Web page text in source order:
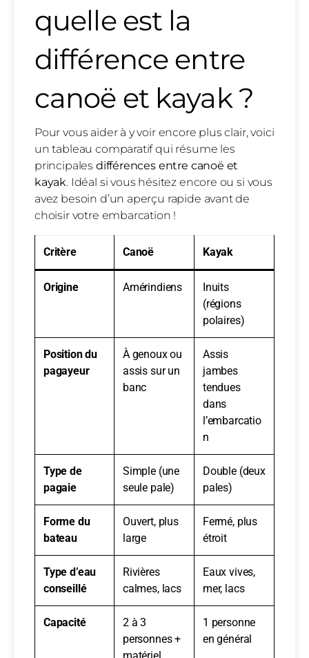
quelle est la
différence entre
canoë et kayak ?
Pour vous aider à y voir encore plus clair, voici
un tableau comparatif qui résume les
principales différences entre canoë et
kayak. Idéal si vous hésitez encore ou si vous
avez besoin d’un aperçu rapide avant de
choisir votre embarcation !
Critère Canoë Kayak
Origine Amérindiens
Inuits
(régions
polaires)
Position du
pagayeur
À genoux ou
assis sur un
banc
Assis
jambes
tendues
dans
l’embarcatio
n
Type de
pagaie
Simple (une
seule pale)
Double (deux
pales)
Forme du
bateau
Ouvert, plus
large
Fermé, plus
étroit
Type d’eau
conseillé
Rivières
calmes, lacs
Eaux vives,
mer, lacs
Capacité
2 à 3
personnes +
1 personne
en général